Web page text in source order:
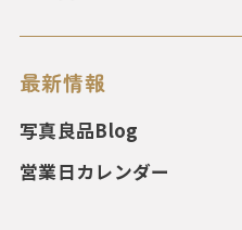
最新情報
写真良品Blog
営業日カレンダー